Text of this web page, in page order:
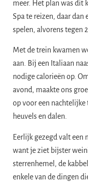
meer. Het plan was dit
Spa te reizen, daar
spelen, alvorens tegen
Met de trein kwamen
aan. Bij een Italiaan
nodige calorieën op.
avond, maakte ons
op voor een nachtelijke
heuvels en dalen.
Eerlijk gezegd valt een
want je ziet bijster
sterrenhemel, de
enkele van de dingen